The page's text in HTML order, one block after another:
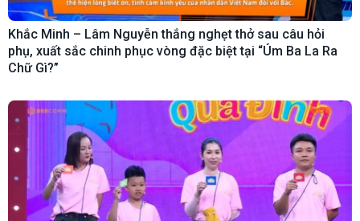
Khắc Minh – Lâm Nguyễn thắng nghẹt thở sau câu hỏi
phụ, xuất sắc chinh phục vòng đặc biệt tại “Úm Ba La Ra
Chữ Gì?”